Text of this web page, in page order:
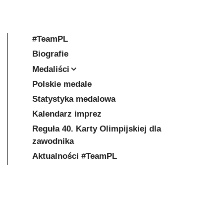
#TeamPL
Biografie
Medaliści
Polskie medale
Statystyka medalowa
Kalendarz imprez
Reguła 40. Karty Olimpijskiej dla
zawodnika
Aktualności #TeamPL